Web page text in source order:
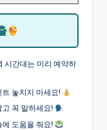
시간대는 미리 예약하
놓치지 마세요!
꼭 말하세요!
도움을 줘요!